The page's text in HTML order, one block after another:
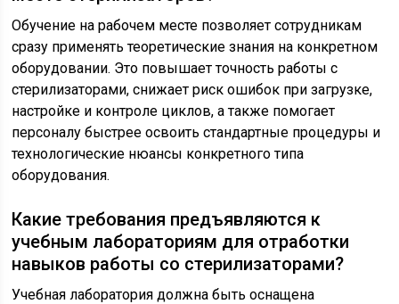
Обучение на рабочем месте позволяет сотрудникам
сразу применять теоретические знания на конкретном
оборудовании. Это повышает точность работы с
стерилизаторами, снижает риск ошибок при загрузке,
настройке и контроле циклов, а также помогает
персоналу быстрее освоить стандартные процедуры и
технологические нюансы конкретного типа
оборудования.
Какие требования предъявляются к
учебным лабораториям для отработки
навыков работы со стерилизаторами?
Учебная лаборатория должна быть оснащена